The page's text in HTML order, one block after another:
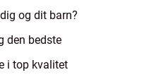
og dit barn?
den bedste
i top kvalitet